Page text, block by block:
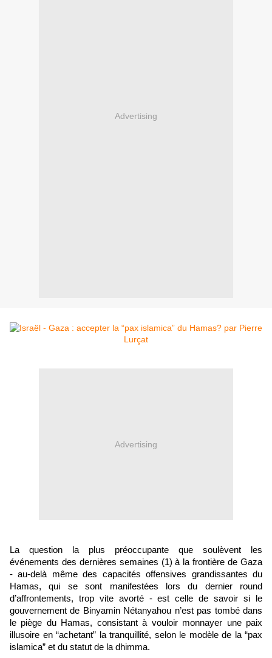
Advertising
Advertising
La question la plus préoccupante que soulèvent les
événements des dernières semaines (1) à la frontière de Gaza
- au-delà même des capacités offensives grandissantes du
Hamas, qui se sont manifestées lors du dernier round
d’affrontements, trop vite avorté - est celle de savoir si le
gouvernement de Binyamin Nétanyahou n’est pas tombé dans
le piège du Hamas, consistant à vouloir monnayer une paix
illusoire en “achetant” la tranquillité, selon le modèle de la “pax
islamica” et du statut de la dhimma.